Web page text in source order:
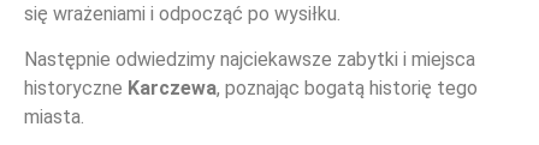
się wrażeniami i odpocząć po wysiłku.
Następnie odwiedzimy najciekawsze zabytki i miejsca
historyczne Karczewa, poznając bogatą historię tego
miasta.